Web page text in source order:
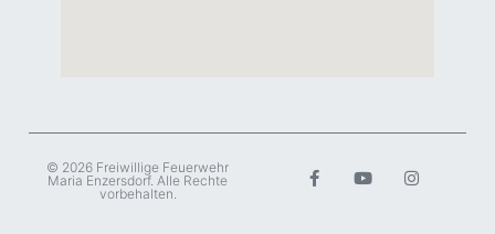
© 2026 Freiwillige Feuerwehr
Maria Enzersdorf. Alle Rechte
vorbehalten.